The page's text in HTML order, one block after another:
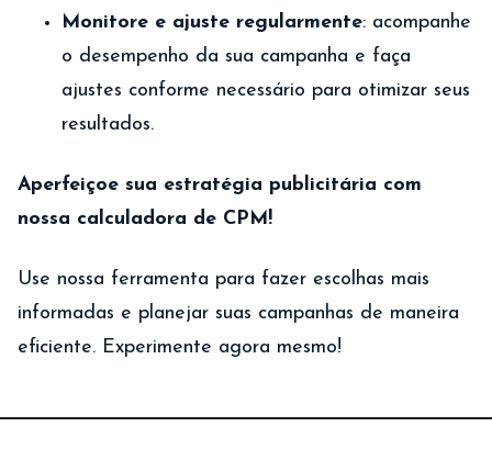
Monitore e ajuste regularmente: acompanhe
o desempenho da sua campanha e faça
ajustes conforme necessário para otimizar seus
resultados.
Aperfeiçoe sua estratégia publicitária com
nossa calculadora de CPM!
Use nossa ferramenta para fazer escolhas mais
informadas e planejar suas campanhas de maneira
eficiente. Experimente agora mesmo!